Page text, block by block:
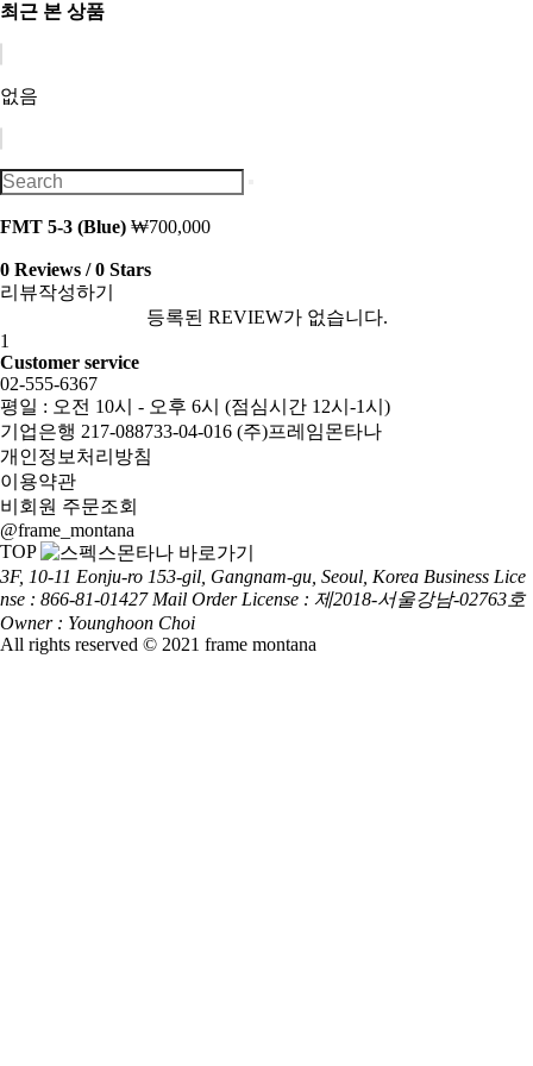
최근 본 상품
없음
FMT 5-3 (Blue) ₩700,000
0 Reviews / 0 Stars
리뷰작성하기
등록된 REVIEW가 없습니다.
1
Customer service
02-555-6367
평일 : 오전 10시 - 오후 6시 (점심시간 12시-1시)
기업은행 217-088733-04-016 (주)프레임몬타나
개인정보처리방침
이용약관
비회원 주문조회
@frame_montana
TOP
3F, 10-11 Eonju-ro 153-gil, Gangnam-gu, Seoul, Korea Business Lice
nse : 866-81-01427 Mail Order License : 제2018-서울강남-02763호
Owner : Younghoon Choi
All rights reserved © 2021 frame montana